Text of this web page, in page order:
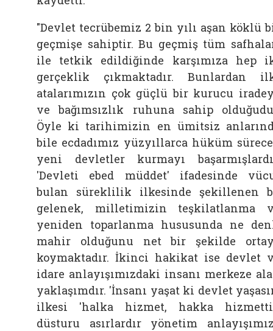
"Devlet tecrübemiz 2 bin yılı aşan köklü
geçmişe sahiptir. Bu geçmiş tüm
ile tetkik edildiğinde karşımıza hep
gerçeklik çıkmaktadır. Bunlardan
atalarımızın çok güçlü bir kurucu
ve bağımsızlık ruhuna sahip
Öyle ki tarihimizin en ümitsiz
bile ecdadımız yüzyıllarca hüküm
yeni devletler kurmayı
'Devleti ebed müddet' ifadesinde
bulan süreklilik ilkesinde şekillenen
gelenek, milletimizin teşkilatlanma
yeniden toparlanma hususunda ne
mahir olduğunu net bir şekilde
koymaktadır. İkinci hakikat ise devlet
idare anlayışımızdaki insanı merkeze
yaklaşımdır. 'İnsanı yaşat ki devlet
ilkesi 'halka hizmet, hakka
düsturu asırlardır yönetim